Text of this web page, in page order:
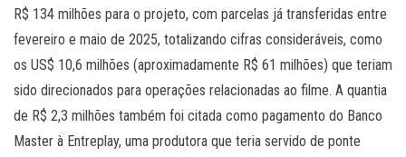
R$ 134 milhões para o projeto, com parcelas já transferidas entre
fevereiro e maio de 2025, totalizando cifras consideráveis, como
os US$ 10,6 milhões (aproximadamente R$ 61 milhões) que teriam
sido direcionados para operações relacionadas ao filme. A quantia
de R$ 2,3 milhões também foi citada como pagamento do Banco
Master à Entreplay, uma produtora que teria servido de ponte